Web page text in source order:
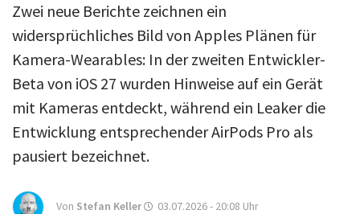
Tests
Tipps
Magazine
Über uns
Podcast
Mac Life+
Zwei neue Berichte zeichnen ein
widersprüchliches Bild von Apples Plänen für
Kamera-Wearables: In der zweiten Entwickler-
Beta von iOS 27 wurden Hinweise auf ein Gerät
mit Kameras entdeckt, während ein Leaker die
Entwicklung entsprechender AirPods Pro als
pausiert bezeichnet.
Von Stefan Keller 03.07.2026 - 20:08 Uhr